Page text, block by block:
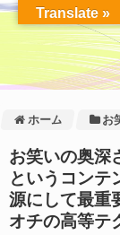
ホーム お
お笑いの奥深
というコン
源にして最重
オチの高等テ
Translate »